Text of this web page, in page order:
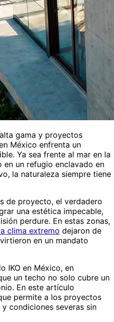
gama y proyectos
México enfrenta un
Ya sea frente al mar en la
en un refugio enclavado en
la naturaleza siempre tiene
de proyecto, el verdadero
una estética impecable,
perdure. En estas zonas,
clima extremo dejaron de
en un mandato
IKO en México, en
un techo no solo cubre un
En este artículo
permite a los proyectos
condiciones severas sin